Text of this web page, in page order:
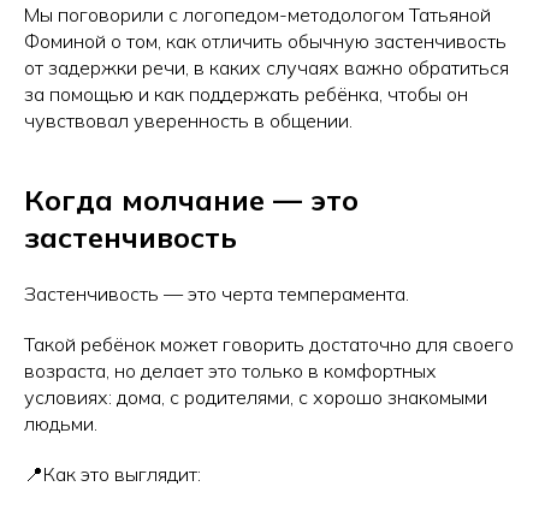
Мы поговорили с логопедом-методологом Татьяной
Фоминой о том, как отличить обычную застенчивость
от задержки речи, в каких случаях важно обратиться
за помощью и как поддержать ребёнка, чтобы он
чувствовал уверенность в общении.
Когда молчание — это
застенчивость
Застенчивость — это черта темперамента.
Такой ребёнок может говорить достаточно для своего
возраста, но делает это только в комфортных
условиях: дома, с родителями, с хорошо знакомыми
людьми.
📍Как это выглядит: